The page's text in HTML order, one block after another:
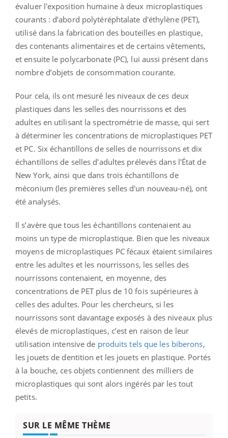
évaluer l'exposition humaine à deux microplastiques
courants : d’abord polytéréphtalate d'éthylène (PET),
utilisé dans la fabrication des bouteilles en plastique,
des contenants alimentaires et de certains vêtements,
et ensuite le polycarbonate (PC), lui aussi présent dans
nombre d’objets de consommation courante.
Pour cela, ils ont mesuré les niveaux de ces deux
plastiques dans les selles des nourrissons et des
adultes en utilisant la spectrométrie de masse, qui sert
à déterminer les concentrations de microplastiques PET
et PC. Six échantillons de selles de nourrissons et dix
échantillons de selles d'adultes prélevés dans l'État de
New York, ainsi que dans trois échantillons de
méconium (les premières selles d'un nouveau-né), ont
été analysés.
Il s’avère que tous les échantillons contenaient au
moins un type de microplastique. Bien que les niveaux
moyens de microplastiques PC fécaux étaient similaires
entre les adultes et les nourrissons, les selles des
nourrissons contenaient, en moyenne, des
concentrations de PET plus de 10 fois supérieures à
celles des adultes. Pour les chercheurs, si les
nourrissons sont davantage exposés à des niveaux plus
élevés de microplastiques, c’est en raison de leur
utilisation intensive de produits tels que les biberons,
les jouets de dentition et les jouets en plastique. Portés
à la bouche, ces objets contiennent des milliers de
microplastiques qui sont alors ingérés par les tout
petits.
SUR LE MÊME THÈME